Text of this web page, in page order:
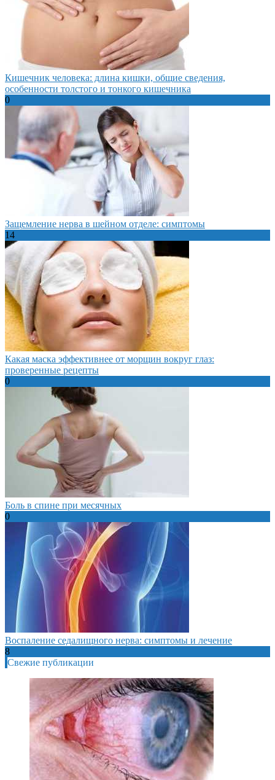
Кишечник человека: длина кишки, общие сведения,
особенности толстого и тонкого кишечника
0
Защемление нерва в шейном отделе: симптомы
14
Какая маска эффективнее от морщин вокруг глаз:
проверенные рецепты
0
Боль в спине при месячных
0
Воспаление седалищного нерва: симптомы и лечение
8
Свежие публикации